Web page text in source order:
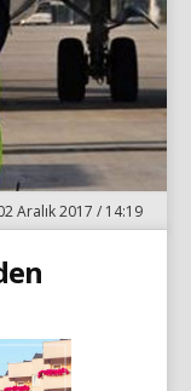
Aralık 2017 / 14:19